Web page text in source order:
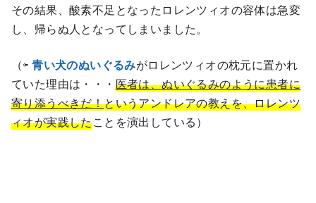
その結果、酸素不足となったロレンツィオの容体は急変
し、帰らぬ人となってしまいました。
（⇦青い犬のぬいぐるみがロレンツィオの枕元に置かれ
ていた理由は・・・ 医者は、ぬいぐるみのように患者に
寄り添うべきだ！というアンドレアの教えを、ロレンツ
ィオが実践したことを演出している）